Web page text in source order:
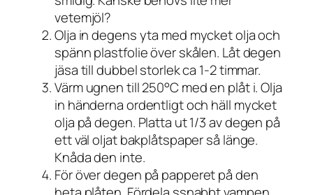
vetemjöl?
Olja in degens yta med mycket olja och
spänn plastfolie över skålen. Låt degen
jäsa till dubbel storlek ca 1-2 timmar.
Värm ugnen till 250°C med en plåt i. Olja
in händerna ordentligt och häll mycket
olja på degen. Platta ut 1/3 av degen på
ett väl oljat bakplåtspaper så länge.
Knåda den inte.
För över degen på papperet på den